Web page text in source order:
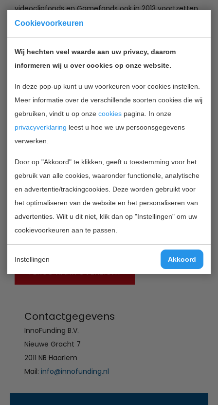
Cookievoorkeuren
Wij hechten veel waarde aan uw privacy, daarom
informeren wij u over cookies op onze website.
In deze pop-up kunt u uw voorkeuren voor cookies instellen.
Meer informatie over de verschillende soorten cookies die wij
gebruiken, vindt u op onze cookies pagina. In onze
privacyverklaring leest u hoe we uw persoonsgegevens
verwerken.
Door op "Akkoord" te klikken, geeft u toestemming voor het
gebruik van alle cookies, waaronder functionele, analytische
en advertentie/trackingcookies. Deze worden gebruikt voor
het optimaliseren van de website en het personaliseren van
advertenties. Wilt u dit niet, klik dan op "Instellingen" om uw
cookievoorkeuren aan te passen.
Instellingen Akkoord
videoclipfonds en Gamefonds ook in 2013 voortzetten.
Het totale budget en de indiendata worden medio
januari 2013 bekend gemaakt.
Het TAX-videoclipfonds is een subsidieregeling, met als
te geven. Daarnaast wordt de samenwerking tussen
beeldmakers en (pop)artiesten gestimuleerd en
versterkt. Aanvragen kunnen, in de vorm van een
videoclip, worden ingediend door beeldmakers, in
samenwerking met (pop)artiesten, bands, een dj of
producer.
Het Gamefonds geeft een impuls aan de artistieke
ontwikkeling van games. Aanvragen kunnen worden
ingediend door kunstenaars, vormgevers of
animatoren, in samenwerking met een game-
TERUG NAAR OVERZICHT
Contactgegevens
InnoFunding B.V.
Nieuwe Gracht 7
2011 NB Haarlem
Mail: info@innofunding.nl